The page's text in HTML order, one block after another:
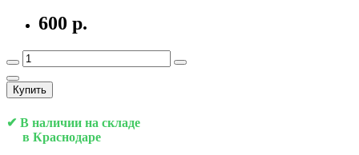
600 р.
Купить
✔ В наличии на складе
в Краснодаре